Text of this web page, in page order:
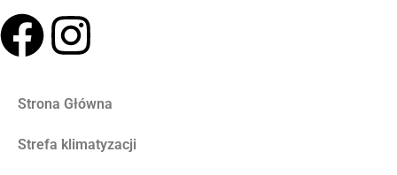
Strona Główna
Strefa klimatyzacji